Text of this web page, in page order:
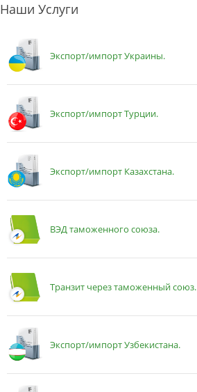
Наши Услуги
Экспорт/импорт Украины.
Экспорт/импорт Турции.
Экспорт/импорт Казахстана.
ВЭД таможенного союза.
Транзит через таможенный союз.
Экспорт/импорт Узбекистана.